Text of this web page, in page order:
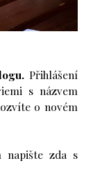
Přihlášení
s názvem
o novém
napište zda s